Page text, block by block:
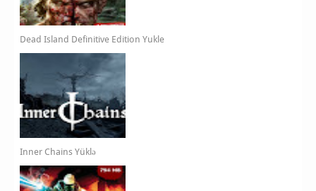
Dead Island Definitive Edition Yukle
Inner Chains Yüklə